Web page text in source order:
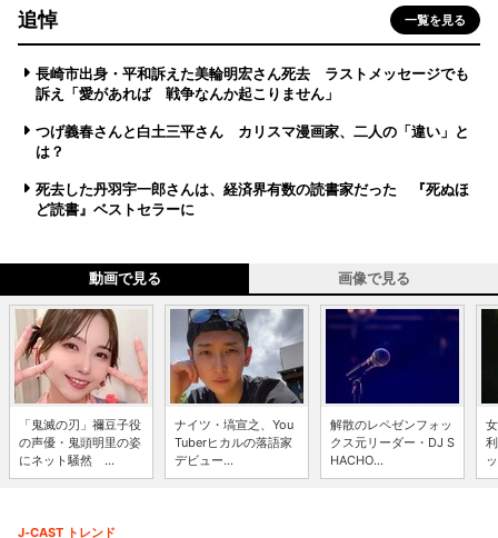
追悼 一覧を見る
長崎市出身・平和訴えた美輪明宏さん死去 ラストメッセージでも
訴え「愛があれば 戦争なんか起こりません」
つげ義春さんと白土三平さん カリスマ漫画家、二人の「違い」と
は？
死去した丹羽宇一郎さんは、経済界有数の読書家だった 『死ぬほ
ど読書』ベストセラーに
動画で見る 画像で見る
「鬼滅の刃」禰豆子役
の声優・鬼頭明里の姿
にネット騒然 ...
ナイツ・塙宣之、You
Tuberヒカルの落語家
デビュー...
解散のレペゼンフォッ
クス元リーダー・DJ S
HACHO...
J-CAST トレンド